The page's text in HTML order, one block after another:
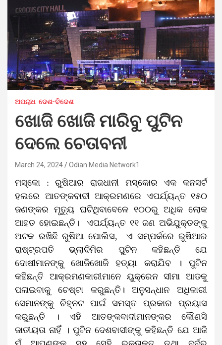
ଅପରାଧ ଦେଶ-ବିଦେଶ
ଖୋଜି ଖୋଜି ମାରିବୁ ପୁଟିନ
ଦେଲେ ଚେତାବନୀ
March 24, 2024 Odian Media Network1
ମସ୍କୋ : ରୁଷିଆର ରାଜଧାନୀ ମସ୍କୋର ଏକ କନସର୍ଟ
ହଲରେ ଆତଙ୍କବାଦୀ ଆକ୍ରମଣରେ ଏପର୍ଯ୍ୟନ୍ତ ୧୫୦
ଜଣଙ୍କର ମୃତ୍ୟୁ ଘଟିଥିବାବେଳେ ୧୦୦ରୁ ଅଧିକ ଲୋକ
ଆହତ ହୋଇଛନ୍ତି। ଏପର୍ଯ୍ୟନ୍ତ ୧୧ ଜଣ ଅଭିଯୁକ୍ତଙ୍କୁ
ଅଟକ ରଖିଛି ରୁଷିଆ ପୋଲିସ, ଏ ସମ୍ପର୍କରେ ରୁଷିଆର
ରାଷ୍ଟ୍ରପତି ଭ୍ଲାଦିମିର ପୁଟିନ କହିଛନ୍ତି ଯେ
ଦୋଷୀମାନଙ୍କୁ ଖୋଜିଖୋଜି ହତ୍ୟା କରାଯିବ । ପୁଟିନ
କହିଛନ୍ତି ଆକ୍ରମଣକାରୀମାନେ ୟୁକ୍ରେନ ସୀମା ଆଡକୁ
ପଳାଇବାକୁ ଚେଷ୍ଟା କରୁଛନ୍ତି। ଅନୁସନ୍ଧାନ ଅଧିକାରୀ
ସେମାନଙ୍କୁ ଚିହ୍ନଟ ପାଇଁ ସମସ୍ତ ପ୍ରକାର ପ୍ରୟାସ
କରୁଛନ୍ତି । ଏହି ଆତଙ୍କବାଦୀମାନଙ୍କର କୌଣସି
ଜାତୀୟତା ନାହିଁ । ପୁଟିନ ଦେଶବାସୀଙ୍କୁ କହିଛନ୍ତି ଯେ ଆଜି